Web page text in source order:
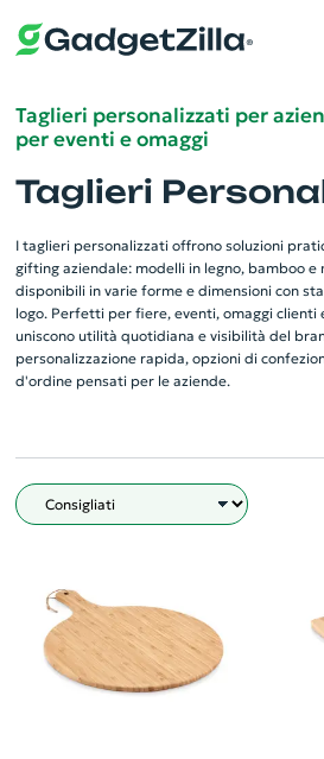
Taglieri personalizzati per
per eventi e omaggi
Taglieri
I taglieri personalizzati offrono soluzioni
gifting aziendale: modelli in legno, bamboo e
disponibili in varie forme e dimensioni con
logo. Perfetti per fiere, eventi, omaggi clienti
uniscono utilità quotidiana e visibilità del
personalizzazione rapida, opzioni di
d'ordine pensati per le aziende.
Filtro